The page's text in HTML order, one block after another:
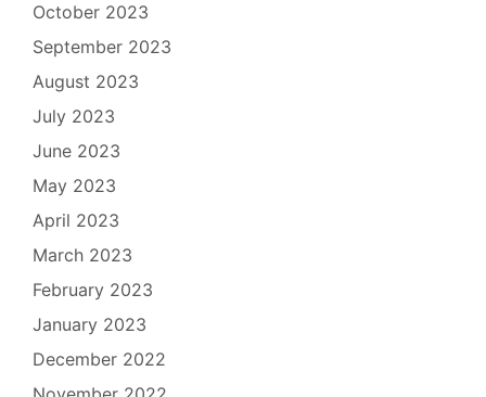
October 2023
September 2023
August 2023
July 2023
June 2023
May 2023
April 2023
March 2023
February 2023
January 2023
December 2022